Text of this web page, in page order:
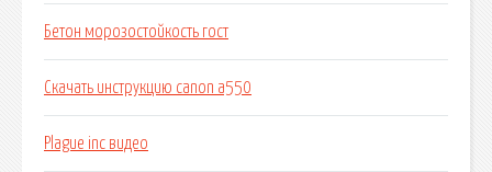
Бетон морозостойкость гост
Скачать инструкцию canon a550
Plague inc видео